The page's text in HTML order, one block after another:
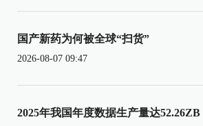
国产新药为何被全球“扫货”
2026-08-07 09:47
2025年我国年度数据生产量达52.26ZB